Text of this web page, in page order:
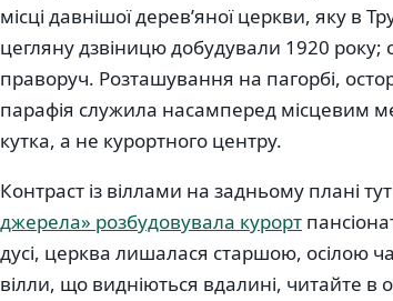
місці давнішої дерев’яної церкви, яку в
цегляну дзвіницю добудували 1920 року;
праворуч. Розташування на пагорбі,
парафія служила насамперед місцевим
кутка, а не курортного центру.
Контраст із віллами на задньому плані
джерела» розбудовувала курорт
дусі, церква лишалася старшою, осілою
вілли, що видніються вдалині, читайте в